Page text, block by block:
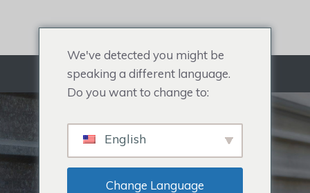
Meny
REHAIR SYSTEM
Allt om Herrtupé, Hair Topper för
kvinnor, Kändishår och håravfall.
We've detected you might be
speaking a different language.
Do you want to change to:
English
Change Language